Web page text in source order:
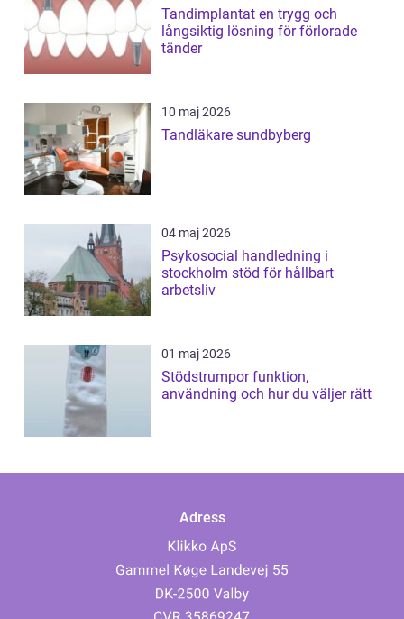
Tandimplantat en trygg och
långsiktig lösning för förlorade
tänder
10 maj 2026
Tandläkare sundbyberg
04 maj 2026
Psykosocial handledning i
stockholm stöd för hållbart
arbetsliv
01 maj 2026
Stödstrumpor funktion,
användning och hur du väljer rätt
Adress